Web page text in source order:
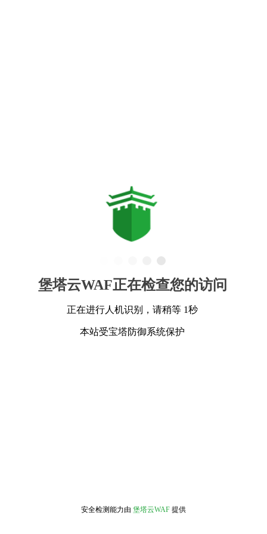
堡塔云WAF正在检查您的访问
正在进行人机识别，请稍等 1秒
本站受宝塔防御系统保护
安全检测能力由 堡塔云WAF 提供